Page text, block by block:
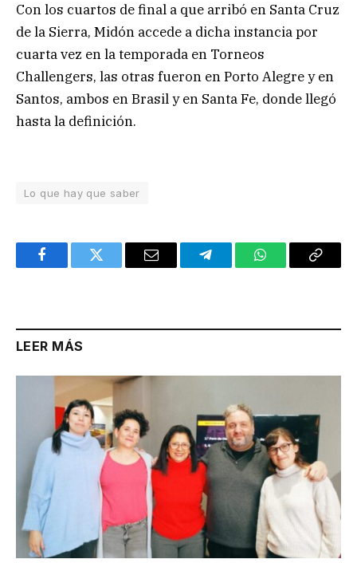
Con los cuartos de final a que arribó en Santa Cruz
de la Sierra, Midón accede a dicha instancia por
cuarta vez en la temporada en Torneos
Challengers, las otras fueron en Porto Alegre y en
Santos, ambos en Brasil y en Santa Fe, donde llegó
hasta la definición.
Lo que hay que saber
FacebookTwitter Email TelegramWhatsAppCopy
LEER MÁS